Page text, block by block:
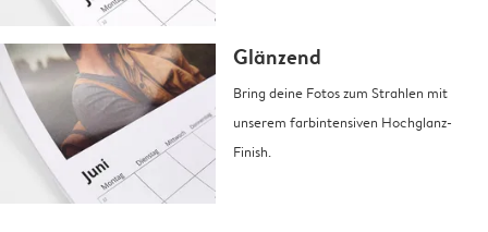
Glänzend
Bring deine Fotos zum Strahlen mit
unserem farbintensiven Hochglanz-
Finish.